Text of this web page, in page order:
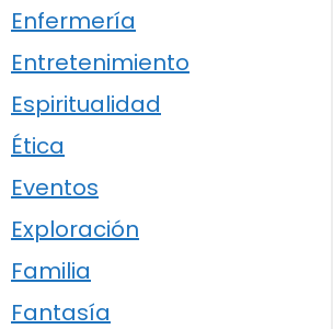
Enfermería
Entretenimiento
Espiritualidad
Ética
Eventos
Exploración
Familia
Fantasía